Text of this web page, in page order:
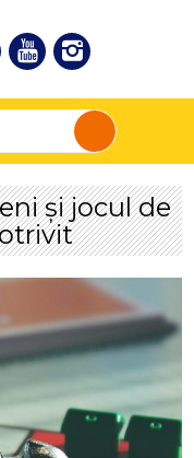
și jocul de